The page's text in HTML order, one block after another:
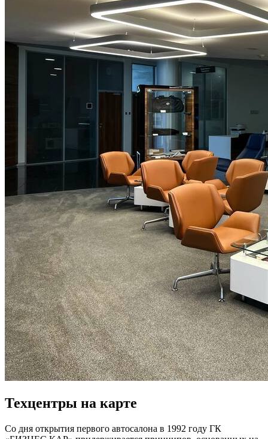
Техцентры на карте
Со дня открытия первого автосалона в 1992 году ГК